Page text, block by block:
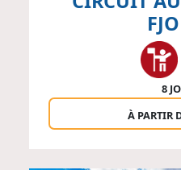
8
À PARTIR